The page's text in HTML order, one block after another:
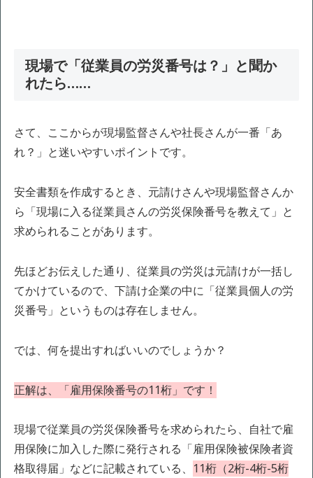
現場で「従業員の労災番号は？」と聞か
れたら……
さて、ここからが現場監督さんや社長さんが一番「あ
れ？」と迷いやすいポイントです。
安全書類を作成するとき、元請けさんや現場監督さんか
ら「現場に入る従業員さんの労災保険番号を教えて」と
求められることがあります。
先ほどお伝えした通り、従業員の労災は元請けが一括し
てかけているので、下請け企業の中に「従業員個人の労
災番号」というものは存在しません。
では、何を提出すればいいのでしょうか？
正解は、「雇用保険番号の11桁」です！
現場で従業員の労災保険番号を求められたら、自社で雇
用保険に加入した際に発行される「雇用保険被保険者資
格取得届」などに記載されている、 11桁（2桁-4桁-5桁